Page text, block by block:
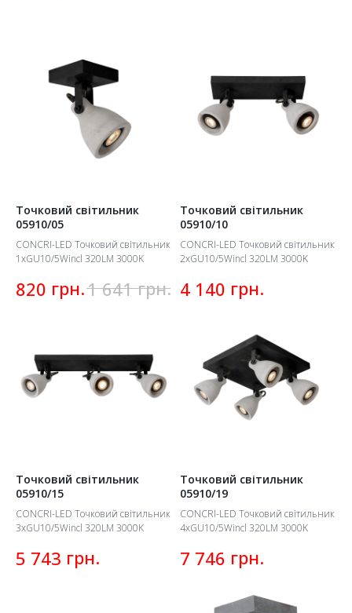
Точковий світильник
05910/05
CONCRI-LED Точковий світильник
1xGU10/5Wincl 320LM 3000K
820 грн.1 641 грн.
Точковий світильник
05910/10
CONCRI-LED Точковий світильник
2xGU10/5Wincl 320LM 3000K
4 140 грн.
Точковий світильник
05910/15
CONCRI-LED Точковий світильник
3xGU10/5Wincl 320LM 3000K
5 743 грн.
Точковий світильник
05910/19
CONCRI-LED Точковий світильник
4xGU10/5Wincl 320LM 3000K
7 746 грн.